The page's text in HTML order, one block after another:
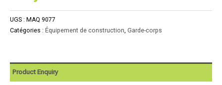
UGS : MAQ 9077
Catégories : Équipement de construction Garde-corps
Product Enquiry